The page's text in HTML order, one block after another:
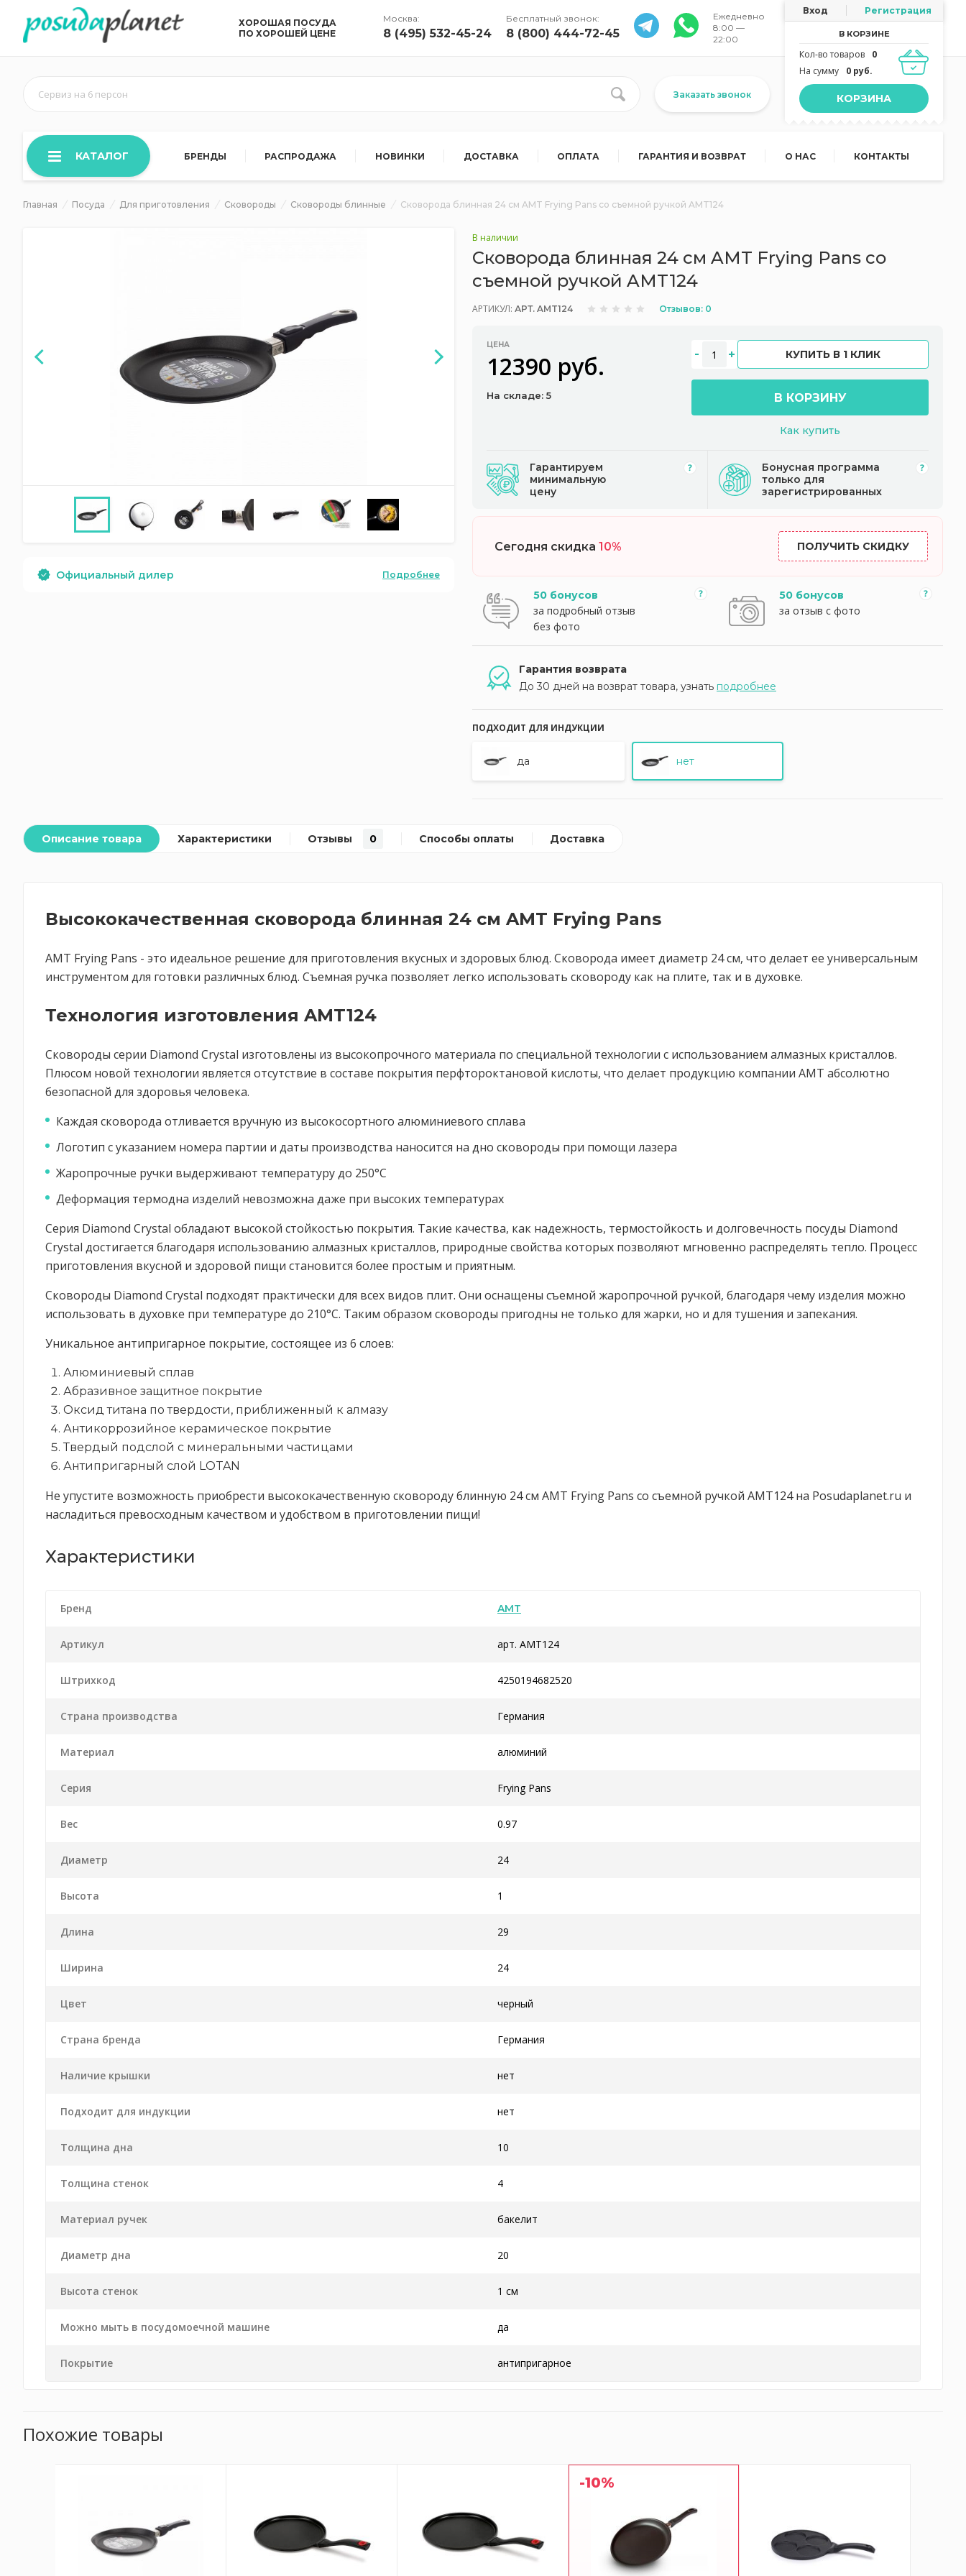
ХОРОШАЯ ПОСУДА
ПО ХОРОШЕЙ ЦЕНЕ
Москва:
8 (495) 532-45-24
Бесплатный звонок:
8 (800) 444-72-45
Ежедневно
8:00 —
22:00
Вход Регистрация
В КОРЗИНЕ
Кол-во товаров
0
На сумму
0 руб.
КОРЗИНА
Сервиз на 6 персон Заказать звонок
КАТАЛОГ БРЕНДЫ РАСПРОДАЖА НОВИНКИ ДОСТАВКА ОПЛАТА ГАРАНТИЯ И ВОЗВРАТ О НАС КОНТАКТЫ
Главная Посуда Для приготовления Сковороды Сковороды блинные Сковорода блинная 24 см AMT Frying Pans со съемной ручкой AMT124
Официальный дилер Подробнее
В наличии
Сковорода блинная 24 см AMT Frying Pans со
съемной ручкой AMT124
АРТИКУЛ: АРТ. AMT124 Отзывов: 0
ЦЕНА
12390 руб.
На складе: 5
КУПИТЬ В 1 КЛИК
В КОРЗИНУ
Как купить
Гарантируем
минимальную
цену
Бонусная программа
только для
зарегистрированных
Сегодня скидка 10% ПОЛУЧИТЬ СКИДКУ
50 бонусов
за подробный отзыв
без фото
50 бонусов
за отзыв с фото
Гарантия возврата
До 30 дней на возврат товара, узнать подробнее
ПОДХОДИТ ДЛЯ ИНДУКЦИИ
да нет
Описание товара Характеристики Отзывы 0 Способы оплаты Доставка
Высококачественная сковорода блинная 24 см AMT Frying Pans
AMT Frying Pans - это идеальное решение для приготовления вкусных и здоровых блюд. Сковорода имеет диаметр 24 см, что делает ее универсальным
инструментом для готовки различных блюд. Съемная ручка позволяет легко использовать сковороду как на плите, так и в духовке.
Технология изготовления AMT124
Сковороды серии Diamond Crystal изготовлены из высокопрочного материала по специальной технологии с использованием алмазных кристаллов.
Плюсом новой технологии является отсутствие в составе покрытия перфтороктановой кислоты, что делает продукцию компании AMT абсолютно
безопасной для здоровья человека.
Каждая сковорода отливается вручную из высокосортного алюминиевого сплава
Логотип с указанием номера партии и даты производства наносится на дно сковороды при помощи лазера
Жаропрочные ручки выдерживают температуру до 250°C
Деформация термодна изделий невозможна даже при высоких температурах
Серия Diamond Crystal обладают высокой стойкостью покрытия. Такие качества, как надежность, термостойкость и долговечность посуды Diamond
Crystal достигается благодаря использованию алмазных кристаллов, природные свойства которых позволяют мгновенно распределять тепло. Процесс
приготовления вкусной и здоровой пищи становится более простым и приятным.
Сковороды Diamond Crystal подходят практически для всех видов плит. Они оснащены съемной жаропрочной ручкой, благодаря чему изделия можно
использовать в духовке при температуре до 210°C. Таким образом сковороды пригодны не только для жарки, но и для тушения и запекания.
Уникальное антипригарное покрытие, состоящее из 6 слоев:
Алюминиевый сплав
Абразивное защитное покрытие
Оксид титана по твердости, приближенный к алмазу
Антикоррозийное керамическое покрытие
Твердый подслой с минеральными частицами
Антипригарный слой LOTAN
Не упустите возможность приобрести высококачественную сковороду блинную 24 см AMT Frying Pans со съемной ручкой AMT124 на Posudaplanet.ru и
насладиться превосходным качеством и удобством в приготовлении пищи!
Характеристики
Бренд AMT
Артикул арт. AMT124
Штрихкод 4250194682520
Страна производства Германия
Материал алюминий
Серия Frying Pans
Вес 0.97
Диаметр 24
Высота 1
Длина 29
Ширина 24
Цвет черный
Страна бренда Германия
Наличие крышки нет
Подходит для индукции нет
Толщина дна 10
Толщина стенок 4
Материал ручек бакелит
Диаметр дна 20
Высота стенок 1 см
Можно мыть в посудомоечной машине да
Покрытие антипригарное
Похожие товары
-10%